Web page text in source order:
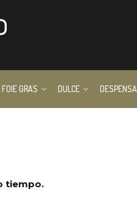
FOIE GRAS DULCE DESPENSA
tiempo.